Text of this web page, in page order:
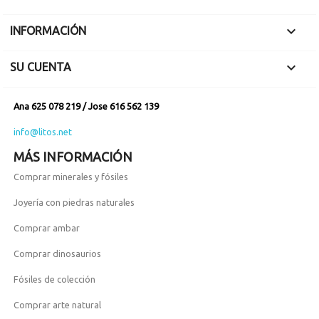
INFORMACIÓN 
SU CUENTA 
Ana 625 078 219 / Jose 616 562 139
info@litos.net
MÁS INFORMACIÓN
Comprar minerales y fósiles
Joyería con piedras naturales
Comprar ambar
Comprar dinosaurios
Fósiles de colección
Comprar arte natural